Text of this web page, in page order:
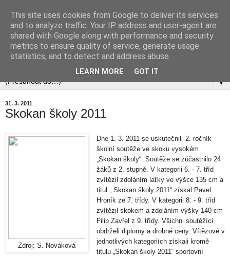
▼
31. 3. 2011
Skokan školy 2011
Zdroj: S. Nováková
Dne 1. 3. 2011 se uskutečnil 2. ročník
školní soutěže ve skoku vysokém
„Skokan školy“. Soutěže se zúčastnilo 24
žáků z 2. stupně. V kategorii 6. - 7. tříd
zvítězil zdoláním laťky ve výšce 135 cm a
titul „ Skokan školy 2011“ získal Pavel
Hroník ze 7. třídy. V kategorii 8. - 9. tříd
zvítězil skokem a zdoláním výšky 140 cm
Filip Zavřel z 9. třídy. Všichni soutěžící
obdrželi diplomy a drobné ceny. Vítězové v
jednotlivých kategoriích získali kromě
titulu „Skokan školy 2011“ sportovní
This site uses cookies from Google to deliver its services
and to analyze traffic. Your IP address and user-agent are
shared with Google along with performance and security
metrics to ensure quality of service, generate usage
statistics, and to detect and address abuse.
LEARN MORE GOT IT